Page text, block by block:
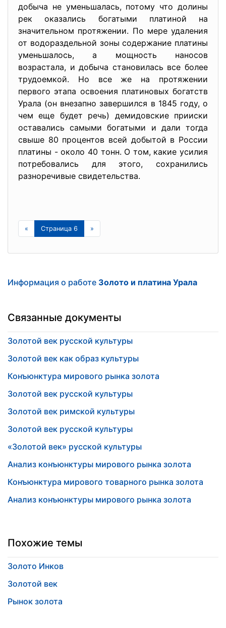
добыча не уменьшалась, потому что долины
рек оказались богатыми платиной на
значительном протяжении. По мере удаления
от водораздельной зоны содержание платины
уменьшалось, а мощность наносов
возрастала, и добыча становилась все более
трудоемкой. Но все же на протяжении
первого этапа освоения платиновых богатств
Урала (он внезапно завершился в 1845 году, о
чем еще будет речь) демидовские прииски
оставались самыми богатыми и дали тогда
свыше 80 процентов всей добытой в России
платины - около 40 тонн. О том, какие усилия
потребовались для этого, сохранились
разноречивые свидетельства.
« Страница 6 »
Информация о работе Золото и платина Урала
Связанные документы
Золотой век русской культуры
Золотой век как образ культуры
Конъюнктура мирового рынка золота
Золотой век русской культуры
Золотой век римской культуры
Золотой век русской культуры
«Золотой век» русской культуры
Анализ конъюнктуры мирового рынка золота
Конъюнктура мирового товарного рынка золота
Анализ конъюнктуры мирового рынка золота
Похожие темы
Золото Инков
Золотой век
Рынок золота